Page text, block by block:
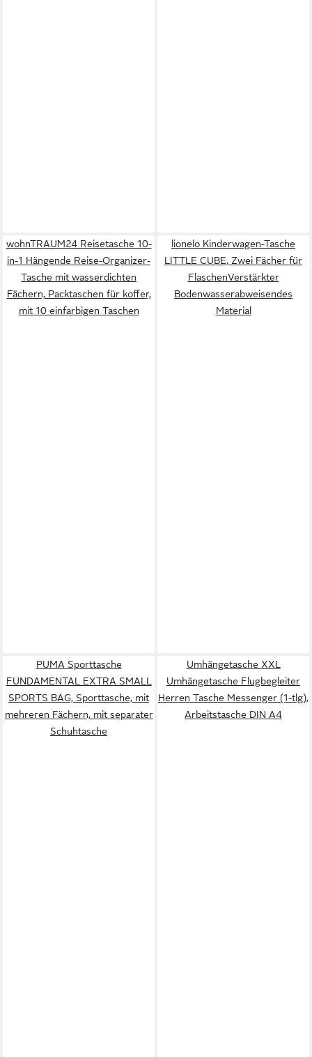
wohnTRAUM24 Reisetasche 10-
in-1 Hängende Reise-Organizer-
Tasche mit wasserdichten
Fächern, Packtaschen für koffer,
mit 10 einfarbigen Taschen
lionelo Kinderwagen-Tasche
LITTLE CUBE, Zwei Fächer für
FlaschenVerstärkter
Bodenwasserabweisendes
Material
PUMA Sporttasche
FUNDAMENTAL EXTRA SMALL
SPORTS BAG, Sporttasche, mit
mehreren Fächern, mit separater
Schuhtasche
Umhängetasche XXL
Umhängetasche Flugbegleiter
Herren Tasche Messenger (1-tlg),
Arbeitstasche DIN A4